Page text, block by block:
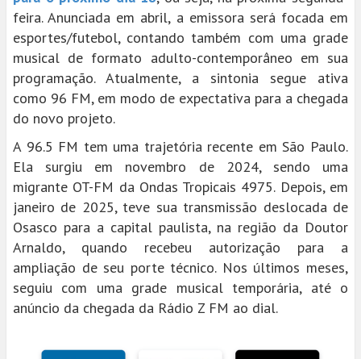
feira. Anunciada em abril, a emissora será focada em
esportes/futebol, contando também com uma grade
musical de formato adulto-contemporâneo em sua
programação. Atualmente, a sintonia segue ativa
como 96 FM, em modo de expectativa para a chegada
do novo projeto.
A 96.5 FM tem uma trajetória recente em São Paulo.
Ela surgiu em novembro de 2024, sendo uma
migrante OT-FM da Ondas Tropicais 4975. Depois, em
janeiro de 2025, teve sua transmissão deslocada de
Osasco para a capital paulista, na região da Doutor
Arnaldo, quando recebeu autorização para a
ampliação de seu porte técnico. Nos últimos meses,
seguiu com uma grade musical temporária, até o
anúncio da chegada da Rádio Z FM ao dial.